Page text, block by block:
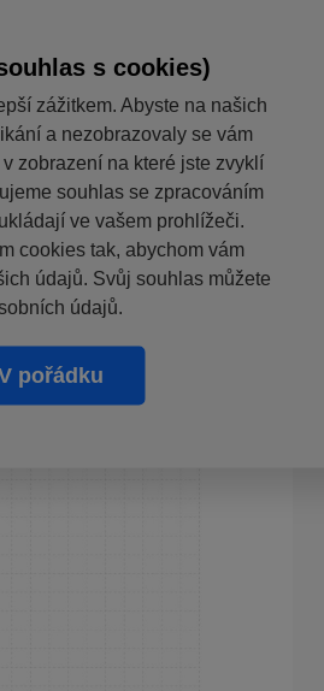
s cookies)
zážitkem. Abyste na našich
a nezobrazovaly se vám
zobrazení na které jste zvyklí
souhlas se zpracováním
ve vašem prohlížeči.
cookies tak, abychom vám
údajů. Svůj souhlas můžete
údajů.
pořádku